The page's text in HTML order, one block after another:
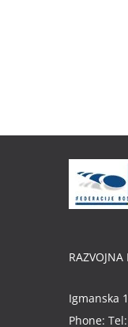
RAZVOJNA
Igmanska
Phone: